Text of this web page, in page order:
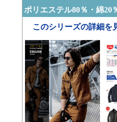
ポリエステル80％・綿20
このシリーズの詳細を